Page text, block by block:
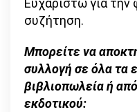
Ευχαριστώ για την
συζήτηση.
Μπορείτε να
συλλογή σε όλα τα
βιβλιοπωλεία ή
εκδοτικού: